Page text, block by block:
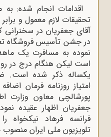
اقدامات انجام شده:
تحقیقات لازم معمول و
آقای جعفریان در
در جشن تأسیس فروشگاه
نموده به مسافرت یک
است لیکن هنگام درج در
یکساله ذکر شده است.
امتیاز روزنامه فرمان
پورشالچی معاون وزارت
جعفریان اظهار عقیده
فرانسه فرهاد نیکخواه
تلویزیون ملی ایران